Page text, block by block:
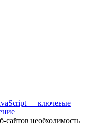
— ключевые
сайтов необходимость